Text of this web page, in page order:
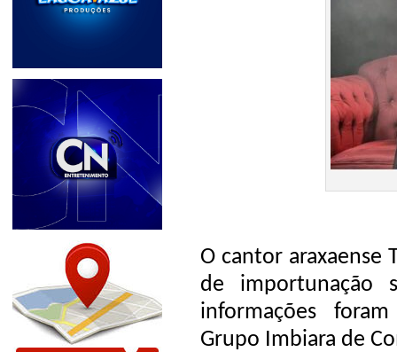
O cantor araxaense
de importunação
informações
Grupo Imbiara de